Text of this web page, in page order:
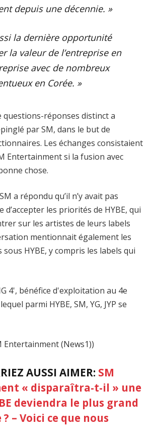
depuis une décennie. »
la dernière opportunité
la valeur de l’entreprise en
avec de nombreux
en Corée. »
questions-réponses distinct a
par SM, dans le but de
Les échanges consistaient
Entertainment si la fusion avec
chose.
a répondu qu’il n’y avait pas
d’accepter les priorités de HYBE, qui
sur les artistes de leurs labels
mentionnait également les
HYBE, y compris les labels qui
Entertainment (News1))
AUSSI AIMER: SM
« disparaîtra-t-il » une
deviendra le plus grand
– Voici ce que nous